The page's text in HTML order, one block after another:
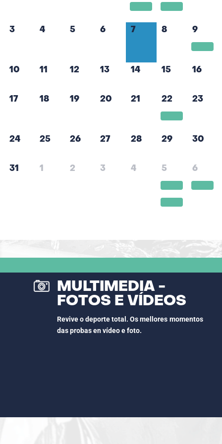
3 4 5 6 7 8 9
10 11 12 13 14 15 16
17 18 19 20 21 22 23
24 25 26 27 28 29 30
31 1 2 3 4 5 6
MULTIMEDIA -
FOTOS E VÍDEOS
Revive o deporte total. Os mellores momentos
das probas en vídeo e foto.